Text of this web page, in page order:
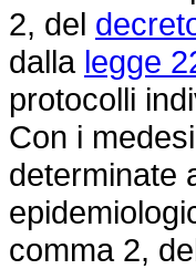
2, del
dalla legge
protocolli
Con i
determinate
comma 2,